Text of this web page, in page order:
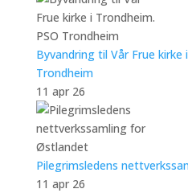
Byvandring til Vår Frue kirke
Trondheim
11 apr 26
Pilegrimsledens
11 apr 26